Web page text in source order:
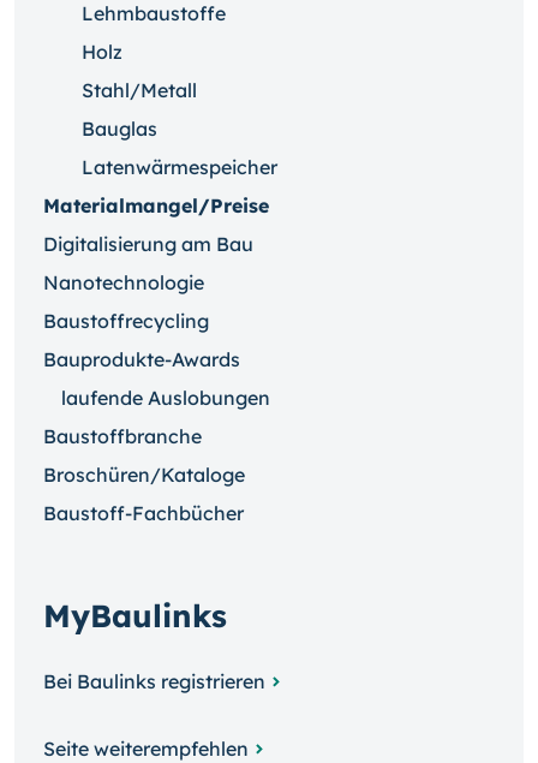
Lehmbaustoffe
Holz
Stahl/Metall
Bauglas
Latenwärmespeicher
Materialmangel/Preise
Digitalisierung am Bau
Nanotechnologie
Baustoffrecycling
Bauprodukte-Awards
laufende Auslobungen
Baustoffbranche
Broschüren/Kataloge
Baustoff-Fachbücher
MyBaulinks
Bei Baulinks registrieren
Seite weiterempfehlen